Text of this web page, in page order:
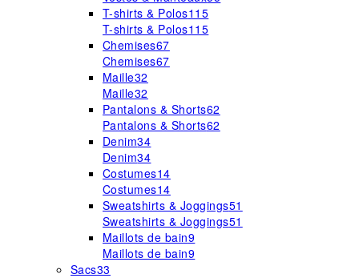
T-shirts & Polos115
T-shirts & Polos115
Chemises67
Chemises67
Maille32
Maille32
Pantalons & Shorts62
Pantalons & Shorts62
Denim34
Denim34
Costumes14
Costumes14
Sweatshirts & Joggings51
Sweatshirts & Joggings51
Maillots de bain9
Maillots de bain9
Sacs33